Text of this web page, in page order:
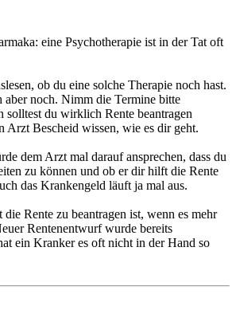
eine Psychotherapie ist in der Tat oft
ob du eine solche Therapie noch hast.
noch. Nimm die Termine bitte
solltest du wirklich Rente beantragen
Arzt Bescheid wissen, wie es dir geht.
dem Arzt mal darauf ansprechen, dass du
zu können und ob er dir hilft die Rente
das Krankengeld läuft ja mal aus.
die Rente zu beantragen ist, wenn es mehr
Rentenentwurf wurde bereits
ein Kranker es oft nicht in der Hand so